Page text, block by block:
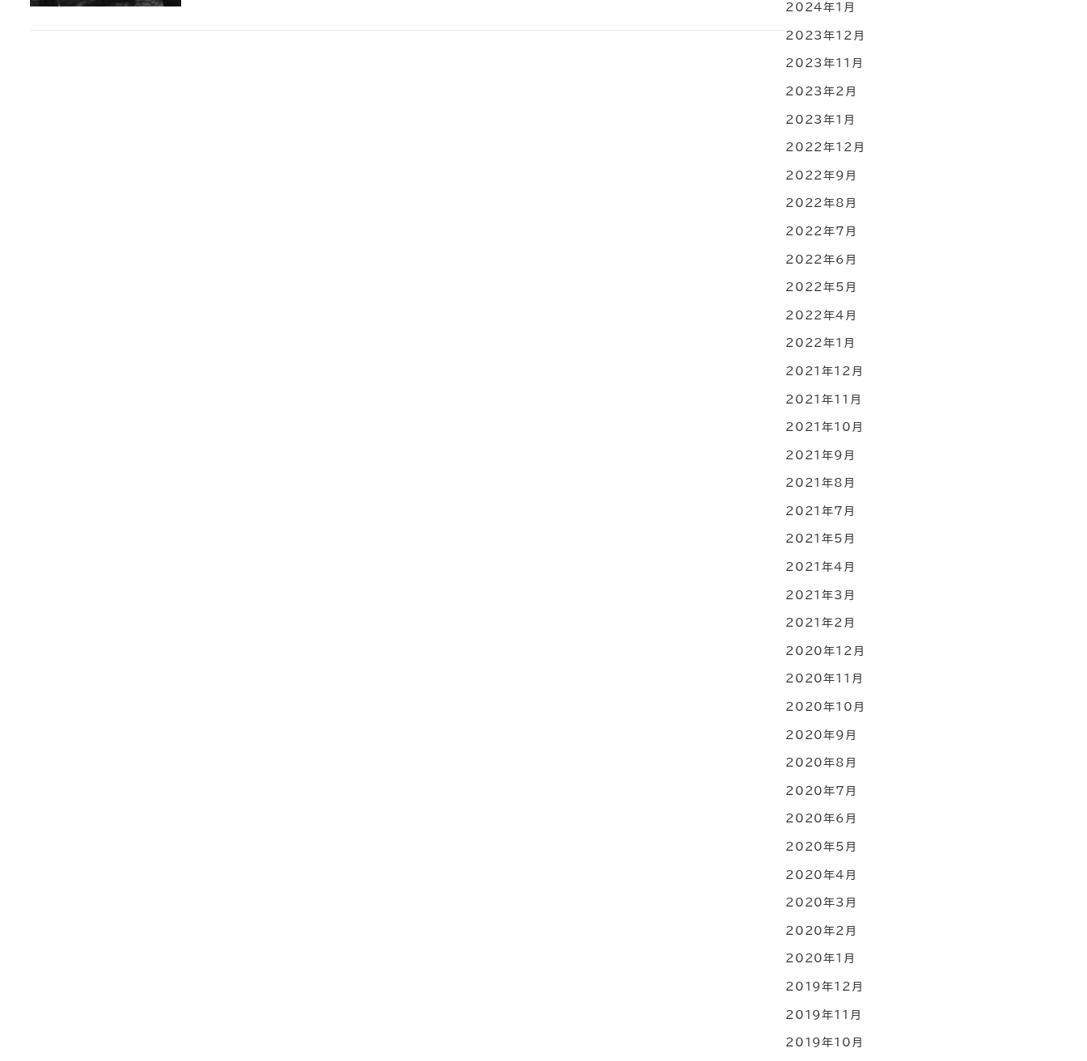
2024年1月
2023年12月
2023年11月
2023年2月
2023年1月
2022年12月
2022年9月
2022年8月
2022年7月
2022年6月
2022年5月
2022年4月
2022年1月
2021年12月
2021年11月
2021年10月
2021年9月
2021年8月
2021年7月
2021年5月
2021年4月
2021年3月
2021年2月
2020年12月
2020年11月
2020年10月
2020年9月
2020年8月
2020年7月
2020年6月
2020年5月
2020年4月
2020年3月
2020年2月
2020年1月
2019年12月
2019年11月
2019年10月